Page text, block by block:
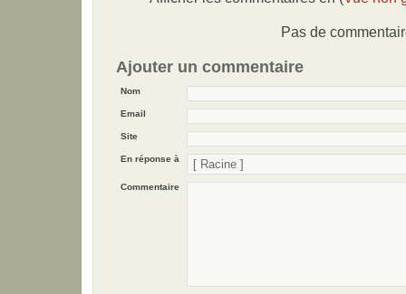
Pas de
Ajouter un commentaire
Nom
Email
Site
En réponse à
Commentaire